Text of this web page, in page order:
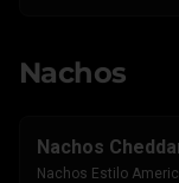
Nachos
Nachos
Nachos Estilo